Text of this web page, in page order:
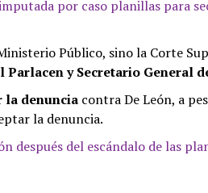
por caso planillas para
Público, sino la Corte
Parlacen y Secretario General
la denuncia contra De León, a
la denuncia.
después del escándalo de las